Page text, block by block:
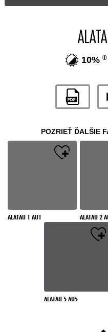
10%
POZRIEŤ ĎALŠIE
ALATAU 1 AU1 ALATAU 2
ALATAU 5 AU5